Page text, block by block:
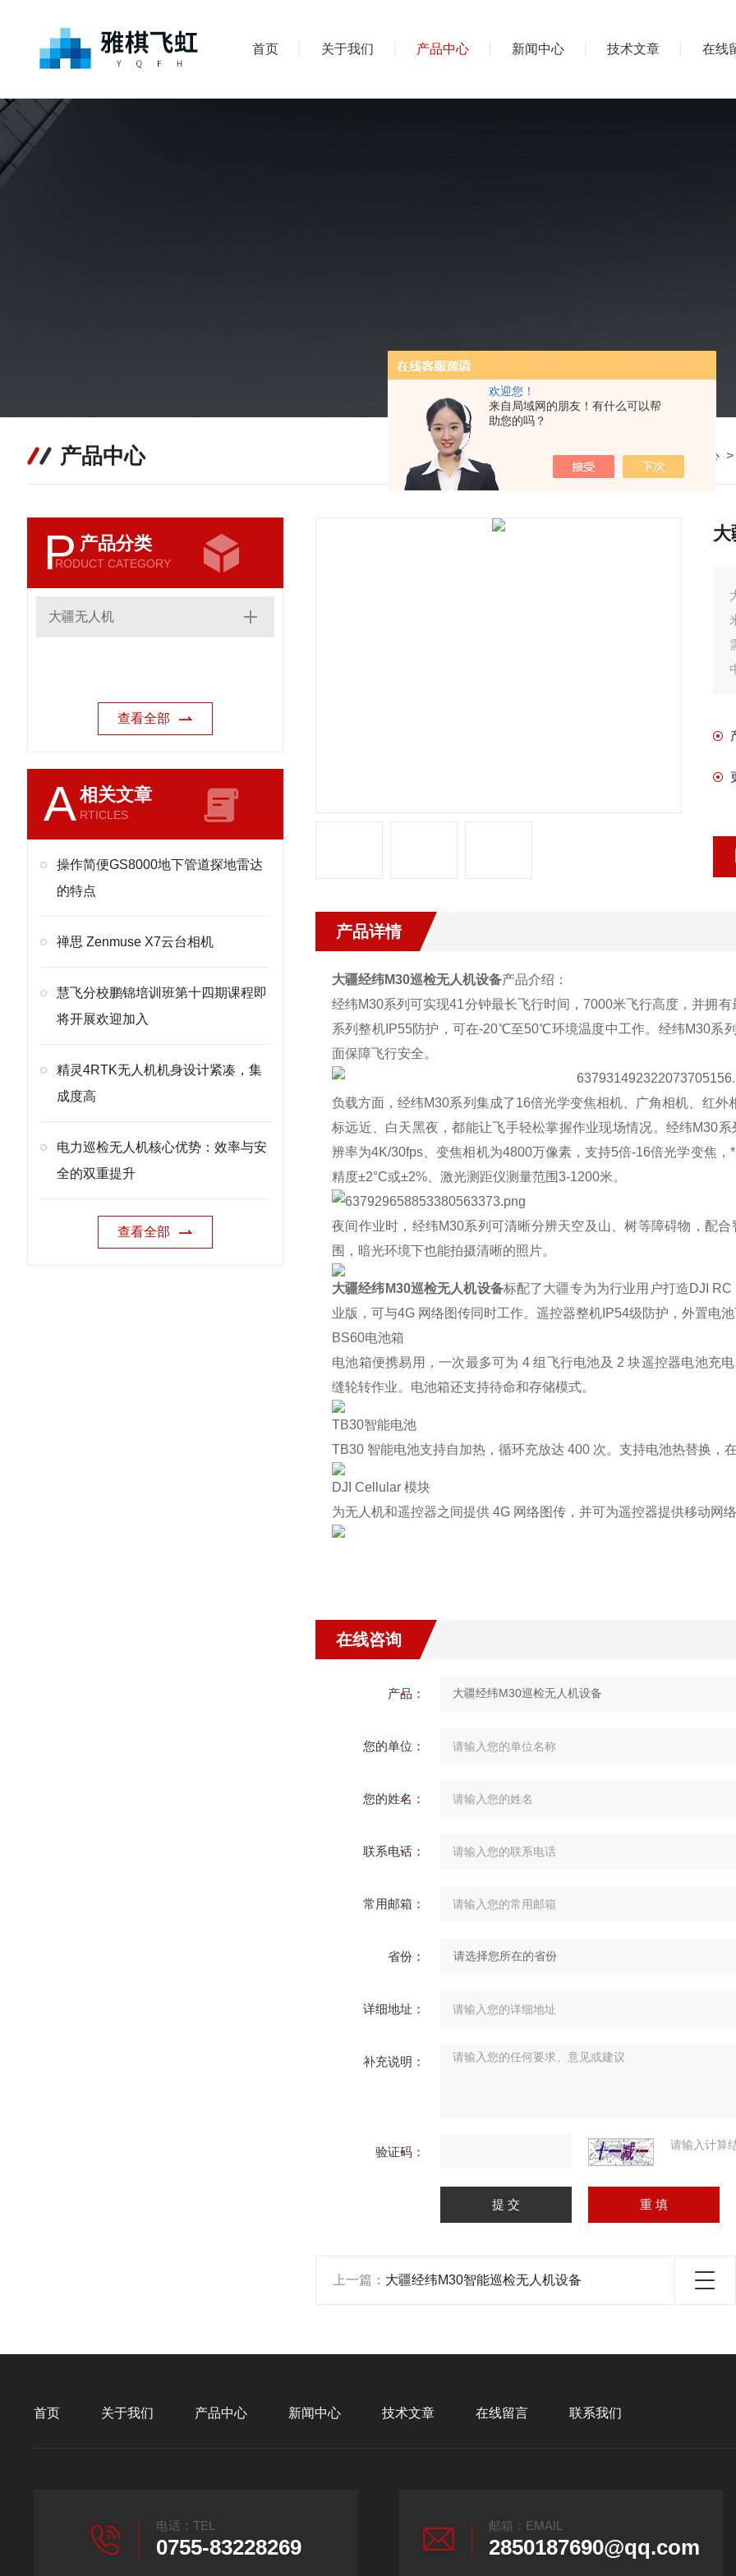
欢迎您！
来自局域网的朋友！有什么可以帮
助您的吗？
首页 关于我们 产品中心 新闻中心 技术文章 在线
产品中心 我的位置： 首页>产品中心
P 产品分类
RODUCT CATEGORY
大疆无人机
查看全部
A相关文章
RTICLES
操作简便GS8000地下管道探地雷达
的特点
禅思 Zenmuse X7云台相机
慧飞分校鹏锦培训班第十四期课程即
将开展欢迎加入
精灵4RTK无人机机身设计紧凑，集
成度高
电力巡检无人机核心优势：效率与安
全的双重提升
查看全部
大
产品详情
大疆经纬M30巡检无人机设备产品介绍：
经纬M30系列可实现41分钟最长飞行时间，7000米飞行高度，并拥
系列整机IP55防护，可在-20℃至50℃环境温度中工作。经纬M30系
面保障飞行安全。
负载方面，经纬M30系列集成了16倍光学变焦相机、广角相机、红
标远近、白天黑夜，都能让飞手轻松掌握作业现场情况。经纬M30
辨率为4K/30fps、变焦相机为4800万像素，支持5倍-16倍光学变焦
精度±2°C或±2%、激光测距仪测量范围3-1200米。
夜间作业时，经纬M30系列可清晰分辨天空及山、树等障碍物，配
围，暗光环境下也能拍摄清晰的照片。
大疆经纬M30巡检无人机设备标配了大疆专为为行业用户打造DJI
业版，可与4G 网络图传同时工作。遥控器整机IP54级防护，外置电
BS60电池箱
电池箱便携易用，一次最多可为 4 组飞行电池及 2 块遥控器电池充
缝轮转作业。电池箱还支持待命和存储模式。
TB30智能电池
TB30 智能电池支持自加热，循环充放达 400 次。支持电池热替换，
DJI Cellular 模块
为无人机和遥控器之间提供 4G 网络图传，并可为遥控器提供移动网
在线咨询
产品：
您的单位：
您的姓名：
联系电话：
常用邮箱：
省份：
详细地址：
补充说明：
验证码： 请输入计算
上一篇： 大疆经纬M30智能巡检无人机设备
首页 关于我们 产品中心 新闻中心 技术文章 在线留言 联系我们
电话：TEL
0755-83228269
邮箱：EMAIL
2850187690@qq.com